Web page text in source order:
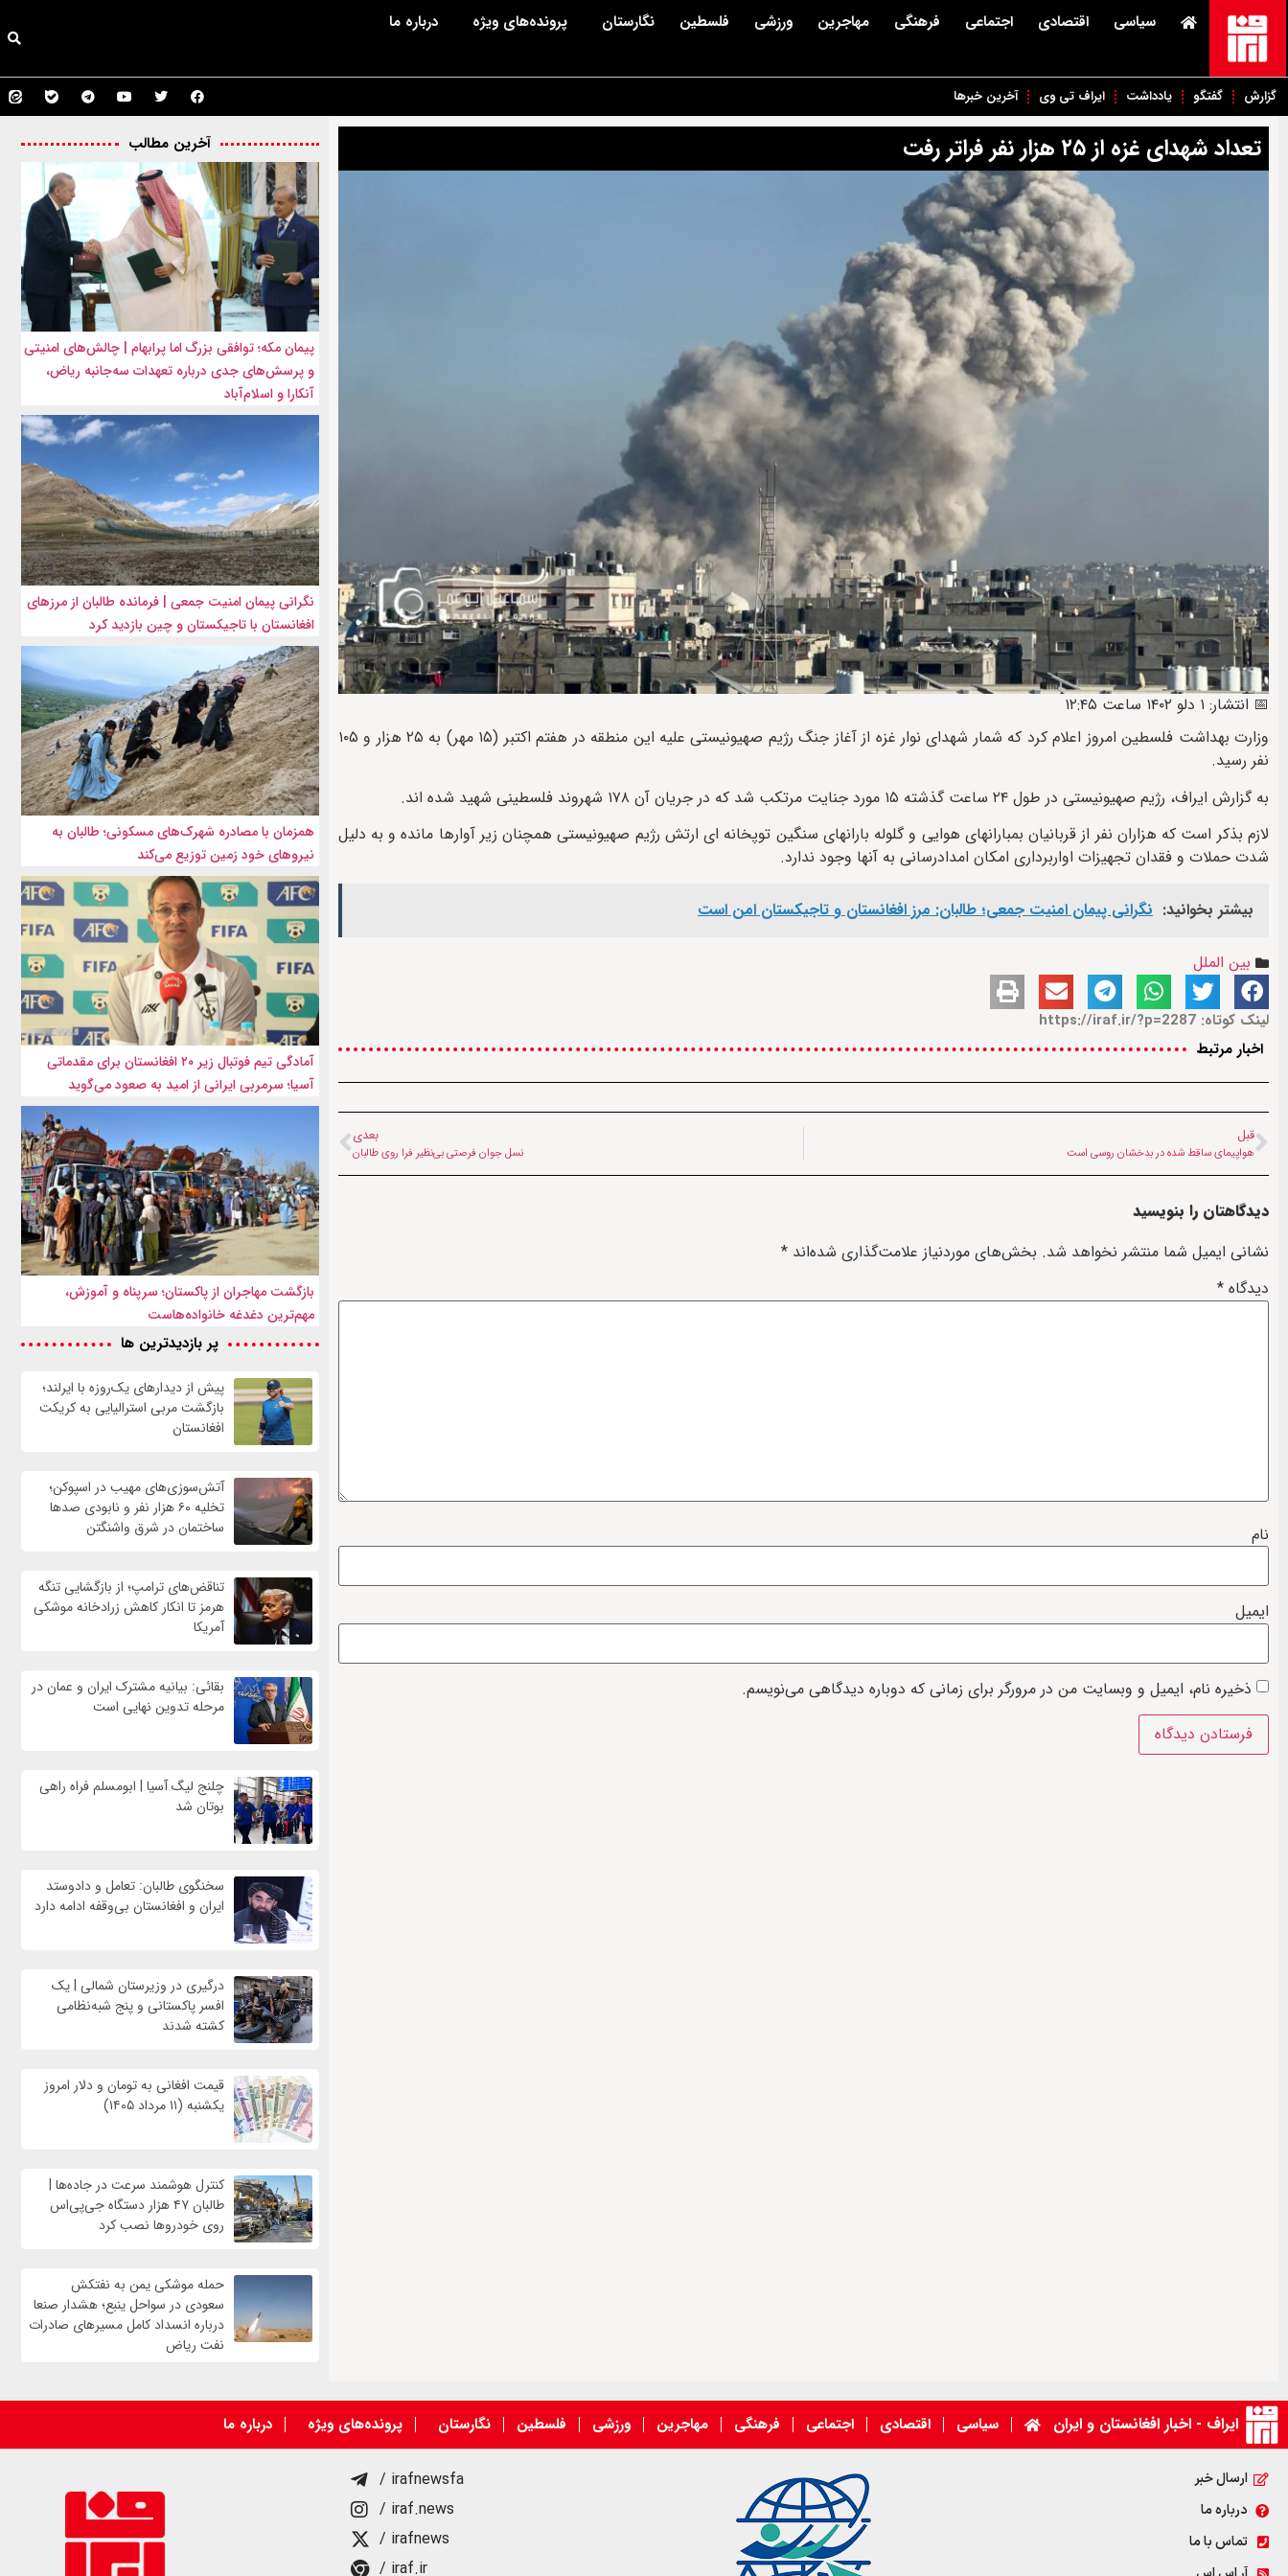
سیاسی اقتصادی اجتماعی فرهنگی مهاجرین ورزشی فلسطین نگارستان پرونده‌های ویژه درباره ما
گزارش گفتگو یادداشت ایراف تی وی آخرین خبرها
تعداد شهدای غزه از ۲۵ هزار نفر فراتر رفت
📅 انتشار: ۱ دلو ۱۴۰۲ ساعت ۱۲:۴۵
وزارت بهداشت فلسطین امروز اعلام کرد که شمار شهدای نوار غزه از آغاز جنگ رژیم صهیونیستی علیه این منطقه در هفتم اکتبر (۱۵ مهر) به ۲۵ هزار و ۱۰۵
نفر رسید.
به گزارش ایراف، رژیم صهیونیستی در طول ۲۴ ساعت گذشته ۱۵ مورد جنایت مرتکب شد که در جریان آن ۱۷۸ شهروند فلسطینی شهید شده اند.
لازم بذکر است که هزاران نفر از قربانیان بمبارانهای هوایی و گلوله بارانهای سنگین توپخانه ای ارتش رژیم صهیونیستی همچنان زیر آوارها مانده و به دلیل
شدت حملات و فقدان تجهیزات اواربرداری امکان امدادرسانی به آنها وجود ندارد.
بیشتر بخوانید: نگرانی پیمان امنیت جمعی؛ طالبان: مرز افغانستان و تاجیکستان امن است
بین الملل
لینک کوتاه: https://iraf.ir/?p=2287
اخبار مرتبط
قبل
هواپیمای ساقط شده در بدخشان روسی است
بعدی
نسل جوان فرصتی بی‌نظیر فرا روی طالبان
دیدگاهتان را بنویسید
نشانی ایمیل شما منتشر نخواهد شد. بخش‌های موردنیاز علامت‌گذاری شده‌اند *
دیدگاه *
نام
ایمیل
ذخیره نام، ایمیل و وبسایت من در مرورگر برای زمانی که دوباره دیدگاهی می‌نویسم.
آخرین مطالب
پیمان مکه؛ توافقی بزرگ اما پرابهام | چالش‌های امنیتی
و پرسش‌های جدی درباره تعهدات سه‌جانبه ریاض،
آنکارا و اسلام‌آباد
نگرانی پیمان امنیت جمعی | فرمانده طالبان از مرزهای
افغانستان با تاجیکستان و چین بازدید کرد
همزمان با مصادره شهرک‌های مسکونی؛ طالبان به
نیروهای خود زمین توزیع می‌کند
آمادگی تیم فوتبال زیر ۲۰ افغانستان برای مقدماتی
آسیا؛ سرمربی ایرانی از امید به صعود می‌گوید
بازگشت مهاجران از پاکستان؛ سرپناه و آموزش،
مهم‌ترین دغدغه خانواده‌هاست
پر بازدیدترین ها
پیش از دیدارهای یک‌روزه با ایرلند؛
بازگشت مربی استرالیایی به کریکت
افغانستان
آتش‌سوزی‌های مهیب در اسپوکن؛
تخلیه ۶۰ هزار نفر و نابودی صدها
ساختمان در شرق واشنگتن
تناقض‌های ترامپ؛ از بازگشایی تنگه
هرمز تا انکار کاهش زرادخانه موشکی
آمریکا
بقائی: بیانیه مشترک ایران و عمان در
مرحله تدوین نهایی است
چلنج لیگ آسیا | ابومسلم فراه راهی
بوتان شد
سخنگوی طالبان: تعامل و دادوستد
ایران و افغانستان بی‌وقفه ادامه دارد
درگیری در وزیرستان شمالی | یک
افسر پاکستانی و پنج شبه‌نظامی
کشته شدند
قیمت افغانی به تومان و دلار امروز
یکشنبه (۱۱ مرداد ۱۴۰۵)
کنترل هوشمند سرعت در جاده‌ها |
طالبان ۴۷ هزار دستگاه جی‌پی‌اس
روی خودروها نصب کرد
حمله موشکی یمن به نفتکش
سعودی در سواحل ینبع؛ هشدار صنعا
درباره انسداد کامل مسیرهای صادرات
نفت ریاض
ایراف - اخبار افغانستان و ایران سیاسی اقتصادی اجتماعی فرهنگی مهاجرین ورزشی فلسطین نگارستان پرونده‌های ویژه درباره ما
ارسال خبر
درباره ما
تماس با ما
/ irafnewsfa
/ iraf.news
/ irafnews
/ iraf.ir